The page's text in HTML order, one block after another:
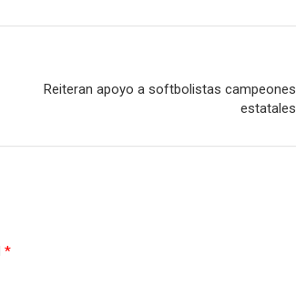
Reiteran apoyo a softbolistas campeones
estatales
*